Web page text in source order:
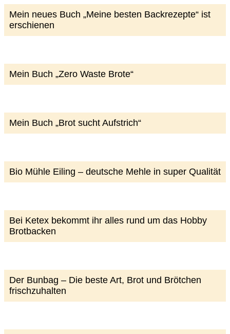
Mein neues Buch „Meine besten Backrezepte“ ist
erschienen
Mein Buch „Zero Waste Brote“
Mein Buch „Brot sucht Aufstrich“
Bio Mühle Eiling – deutsche Mehle in super Qualität
Bei Ketex bekommt ihr alles rund um das Hobby
Brotbacken
Der Bunbag – Die beste Art, Brot und Brötchen
frischzuhalten